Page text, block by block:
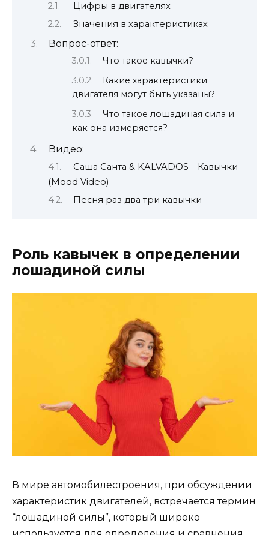
Цифры в двигателях
Значения в характеристиках
Вопрос-ответ:
Что такое кавычки?
Какие характеристики
двигателя могут быть указаны?
Что такое лошадиная сила и
как она измеряется?
Видео:
Саша Санта & KALVADOS – Кавычки
(Mood Video)
Песня раз два три кавычки
Роль кавычек в определении
лошадиной силы
В мире автомобилестроения, при обсуждении
характеристик двигателей, встречается термин
“лошадиной силы”, который широко